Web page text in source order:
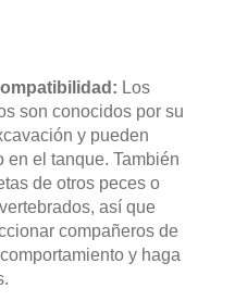
Los
son conocidos por su
y pueden
en el tanque. También
de otros peces o
así que
compañeros de
y haga